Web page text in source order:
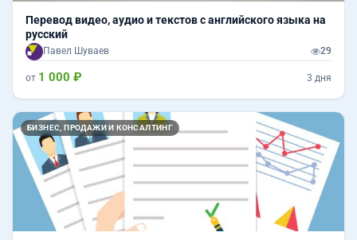
Перевод видео, аудио и текстов с английского языка на
русский
Павел Шуваев 29
от 1 000 ₽ 3 дня
БИЗНЕС, ПРОДАЖИ И КОНСАЛТИНГ